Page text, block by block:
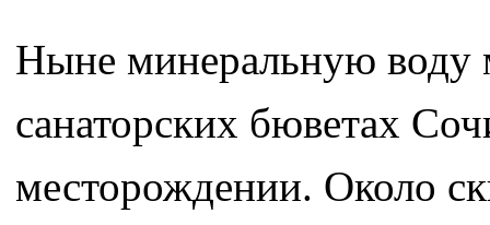
Ныне минеральную воду
санаторских бюветах
месторождении. Около